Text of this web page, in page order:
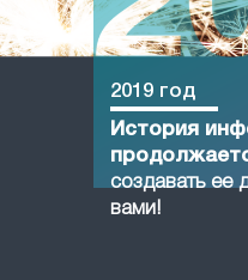
2019 год
История
создавать ее
вами!